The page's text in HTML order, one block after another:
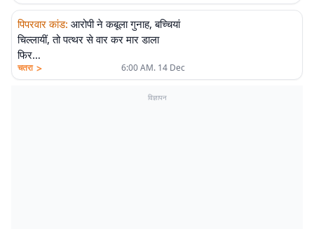
पिपरवार कांड: आरोपी ने कबूला गुनाह, बच्चियां
चिल्लायीं, तो पत्थर से वार कर मार डाला
फिर…
चतरा > 6:00 AM. 14 Dec
विज्ञापन